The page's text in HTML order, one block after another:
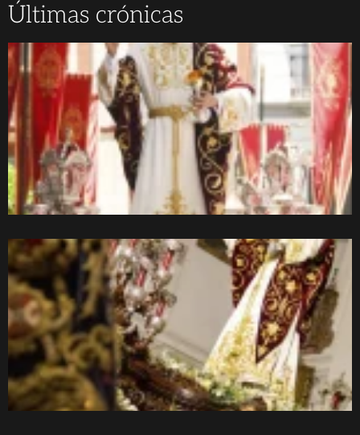
Últimas crónicas